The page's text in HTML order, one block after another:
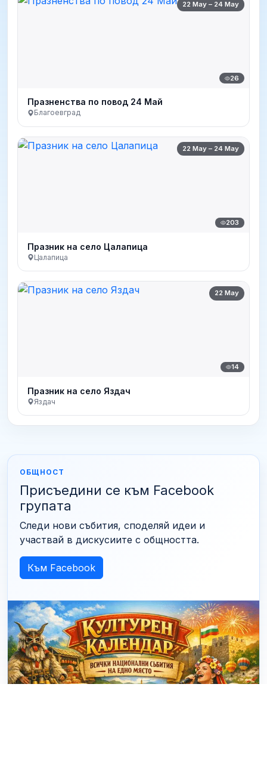
22 May – 24 May
26
Празненства по повод 24 Май
Благоевград
22 May – 24 May
203
Празник на село Цалапица
Цалапица
22 May
14
Празник на село Яздач
Яздач
ОБЩНОСТ
Присъедини се към Facebook
групата
Следи нови събития, споделяй идеи и
участвай в дискусиите с общността.
Към Facebook